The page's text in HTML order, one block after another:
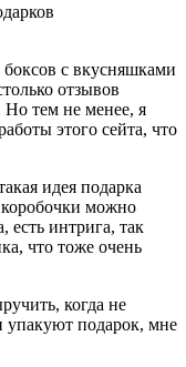
боксов с вкусняшками
отзывов
Но тем не менее, я
этого сейта, что
идея подарка
можно
есть интрига, так
что тоже очень
когда не
упакуют подарок, мне